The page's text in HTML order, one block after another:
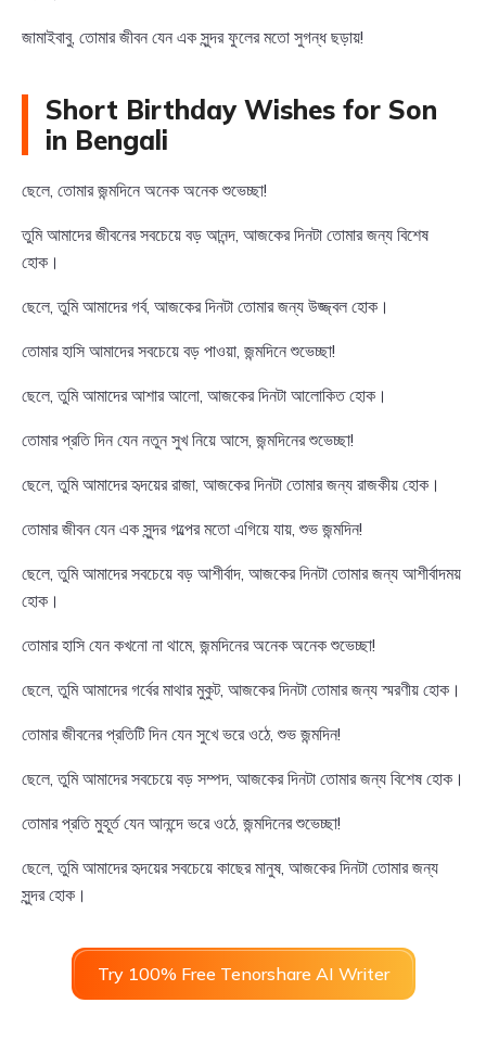
জামাইবাবু, তোমার জীবন যেন এক সুন্দর ফুলের মতো সুগন্ধ ছড়ায়!
Short Birthday Wishes for Son
in Bengali
ছেলে, তোমার জন্মদিনে অনেক অনেক শুভেচ্ছা!
তুমি আমাদের জীবনের সবচেয়ে বড় আনন্দ, আজকের দিনটা তোমার জন্য বিশেষ
হোক।
ছেলে, তুমি আমাদের গর্ব, আজকের দিনটা তোমার জন্য উজ্জ্বল হোক।
তোমার হাসি আমাদের সবচেয়ে বড় পাওয়া, জন্মদিনে শুভেচ্ছা!
ছেলে, তুমি আমাদের আশার আলো, আজকের দিনটা আলোকিত হোক।
তোমার প্রতি দিন যেন নতুন সুখ নিয়ে আসে, জন্মদিনের শুভেচ্ছা!
ছেলে, তুমি আমাদের হৃদয়ের রাজা, আজকের দিনটা তোমার জন্য রাজকীয় হোক।
তোমার জীবন যেন এক সুন্দর গল্পের মতো এগিয়ে যায়, শুভ জন্মদিন!
ছেলে, তুমি আমাদের সবচেয়ে বড় আশীর্বাদ, আজকের দিনটা তোমার জন্য আশীর্বাদময়
হোক।
তোমার হাসি যেন কখনো না থামে, জন্মদিনের অনেক অনেক শুভেচ্ছা!
ছেলে, তুমি আমাদের গর্বের মাথার মুকুট, আজকের দিনটা তোমার জন্য স্মরণীয় হোক।
তোমার জীবনের প্রতিটি দিন যেন সুখে ভরে ওঠে, শুভ জন্মদিন!
ছেলে, তুমি আমাদের সবচেয়ে বড় সম্পদ, আজকের দিনটা তোমার জন্য বিশেষ হোক।
তোমার প্রতি মুহূর্ত যেন আনন্দে ভরে ওঠে, জন্মদিনের শুভেচ্ছা!
ছেলে, তুমি আমাদের হৃদয়ের সবচেয়ে কাছের মানুষ, আজকের দিনটা তোমার জন্য
সুন্দর হোক।
Try 100% Free Tenorshare AI Writer